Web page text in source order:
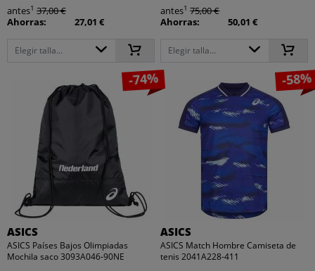
antes1 37,00 €
Ahorras:
27,01 €
Elegir talla...
antes1 75,00 €
Ahorras:
50,01 €
Elegir talla...
-74%
ASICS
ASICS Países Bajos Olimpiadas
Mochila saco 3093A046-90NE
-58%
ASICS
ASICS Match Hombre Camiseta de
tenis 2041A228-411